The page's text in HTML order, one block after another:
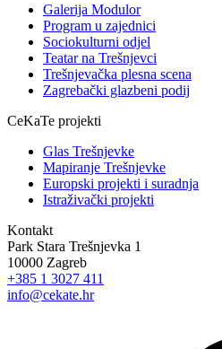
Galerija Modulor
Program u zajednici
Sociokulturni odjel
Teatar na Trešnjevci
Trešnjevačka plesna scena
Zagrebački glazbeni podij
CeKaTe projekti
Glas Trešnjevke
Mapiranje Trešnjevke
Europski projekti i suradnja
Istraživački projekti
Kontakt
Park Stara Trešnjevka 1
10000 Zagreb
+385 1 3027 411
info@cekate.hr